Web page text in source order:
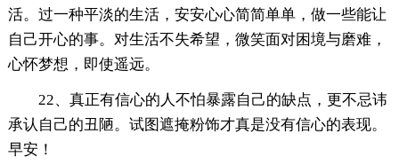
活。过一种平淡的生活，安安心心简简单单，做一些能让
自己开心的事。对生活不失希望，微笑面对困境与磨难，
心怀梦想，即使遥远。
22、真正有信心的人不怕暴露自己的缺点，更不忌讳
承认自己的丑陋。试图遮掩粉饰才真是没有信心的表现。
早安！